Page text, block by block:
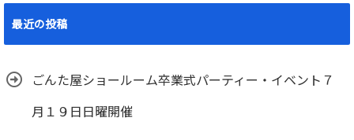
最近の投稿
ごんた屋ショールーム卒業式パーティー・イベント７
月１９日日曜開催